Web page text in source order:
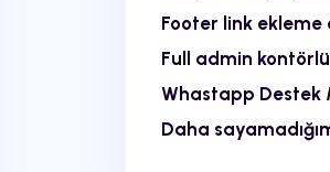
Footer link ekleme
Full admin
Whastapp Destek
Daha